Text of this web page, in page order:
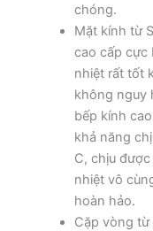
chóng.
Mặt kính từ
cao cấp cực
nhiệt rất tốt
không nguy
bếp kính
khả năng
C, chịu
nhiệt vô
hoàn hảo.
Cặp vòng từ